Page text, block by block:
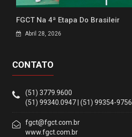
FGCT Na 4ª Etapa Do Brasileir
Abril 28, 2026
CONTATO
(51) 3779.9600
(51) 99340.0947 | (51) 99354-9756
fgct@fgct.com.br
www.fgct.com.br